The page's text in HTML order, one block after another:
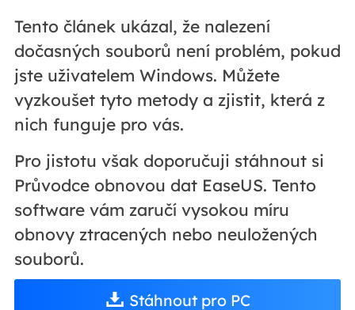
Tento článek ukázal, že nalezení
dočasných souborů není problém, pokud
jste uživatelem Windows. Můžete
vyzkoušet tyto metody a zjistit, která z
nich funguje pro vás.
Pro jistotu však doporučuji stáhnout si
Průvodce obnovou dat EaseUS. Tento
software vám zaručí vysokou míru
obnovy ztracených nebo neuložených
souborů.
Stáhnout pro PC